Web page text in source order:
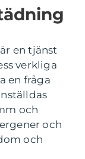
en tjänst
verkliga
en fråga
och
och
och